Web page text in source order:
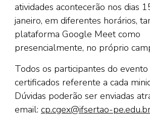
atividades acontecerão nos dias
janeiro, em diferentes horários,
plataforma Google Meet como
presencialmente, no próprio
Todos os participantes do
certificados referente a cada
Dúvidas poderão ser enviadas
email: cp.cgex@ifsertao-